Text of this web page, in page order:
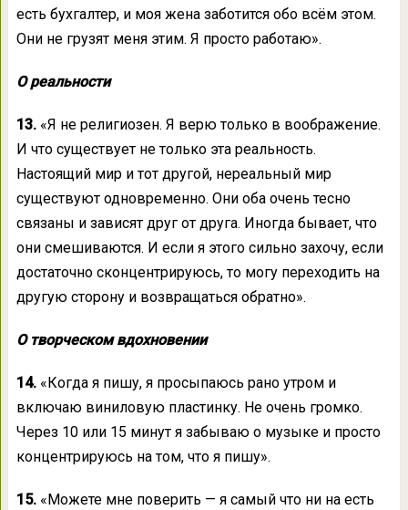
есть бухгалтер, и моя жена заботится обо всём этом.
Они не грузят меня этим. Я просто работаю».
О реальности
13.«Я не религиозен. Я верю только в воображение.
И что существует не только эта реальность.
Настоящий мир и тот другой, нереальный мир
существуют одновременно. Они оба очень тесно
связаны и зависят друг от друга. Иногда бывает, что
они смешиваются. И если я этого сильно захочу, если
достаточно сконцентрируюсь, то могу переходить на
другую сторону и возвращаться обратно».
О творческом вдохновении
14.«Когда я пишу, я просыпаюсь рано утром и
включаю виниловую пластинку. Не очень громко.
Через 10 или 15 минут я забываю о музыке и просто
концентрируюсь на том, что я пишу».
15.«Можете мне поверить — я самый что ни на есть